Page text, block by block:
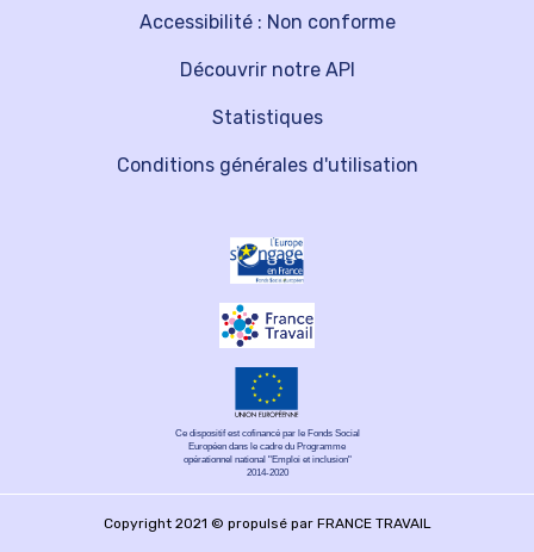
Découvrir notre API
Statistiques
Accessibilité : Non conforme
Conditions générales d'utilisation
Ce dispositif est cofinancé par le Fonds Social
Européen dans le cadre du Programme
opérationnel national "Emploi et inclusion"
2014-2020
Copyright 2021 © propulsé par FRANCE TRAVAIL